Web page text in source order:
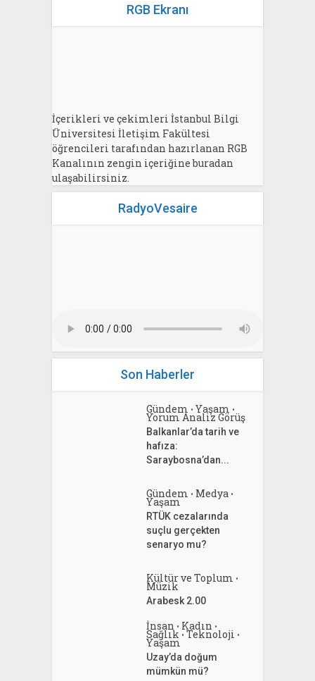
RGB Ekranı
İçerikleri ve çekimleri İstanbul Bilgi
Üniversitesi İletişim Fakültesi
öğrencileri tarafından hazırlanan RGB
Kanalının zengin içeriğine buradan
ulaşabilirsiniz.
RadyoVesaire
Son Haberler
Gündem • Yaşam •
Yorum Analiz Görüş
Balkanlar’da tarih ve
hafıza:
Saraybosna’dan...
Gündem • Medya •
Yaşam
RTÜK cezalarında
suçlu gerçekten
senaryo mu?
Kültür ve Toplum •
Müzik
Arabesk 2.00
İnsan • Kadın •
Sağlık • Teknoloji •
Yaşam
Uzay’da doğum
mümkün mü?